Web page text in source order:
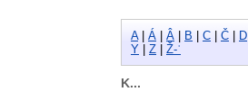
A| Á Â B C Č D
Y
Z Ž-ʾ
K...